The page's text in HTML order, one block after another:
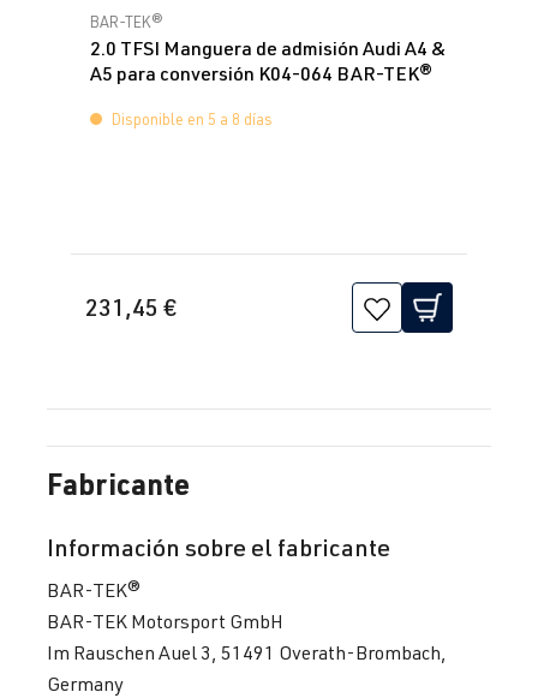
Calificación promedio de 0 de 5 estrellas
BAR-TEK®
2.0 TFSI Manguera de admisión Audi A4 &
A5 para conversión K04-064 BAR-TEK®
Disponible en 5 a 8 días
231,45 €
Fabricante
Información sobre el fabricante
BAR-TEK®
BAR-TEK Motorsport GmbH
Im Rauschen Auel 3, 51491 Overath-Brombach,
Germany